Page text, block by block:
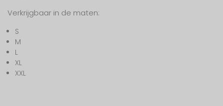
Verkrijgbaar in de maten:
S
M
L
XL
XXL